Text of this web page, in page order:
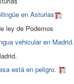
en Asturias
ley de Podemos
vehicular en Madrid.
está en peligro.